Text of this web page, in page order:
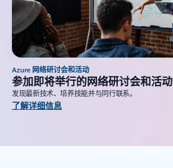
Azure 网络研讨会和活动
参加即将举行的网络研讨会和活动
发现最新技术、培养技能并与同行联系。
了解详细信息